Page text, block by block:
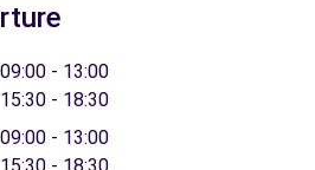
09:00 - 13:00
15:30 - 18:30
09:00 - 13:00